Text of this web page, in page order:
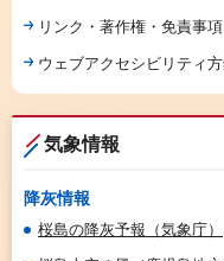
リンク・著作権・免責事項
ウェブアクセシビリティ
気象情報
降灰情報
桜島の降灰予報（気象庁）